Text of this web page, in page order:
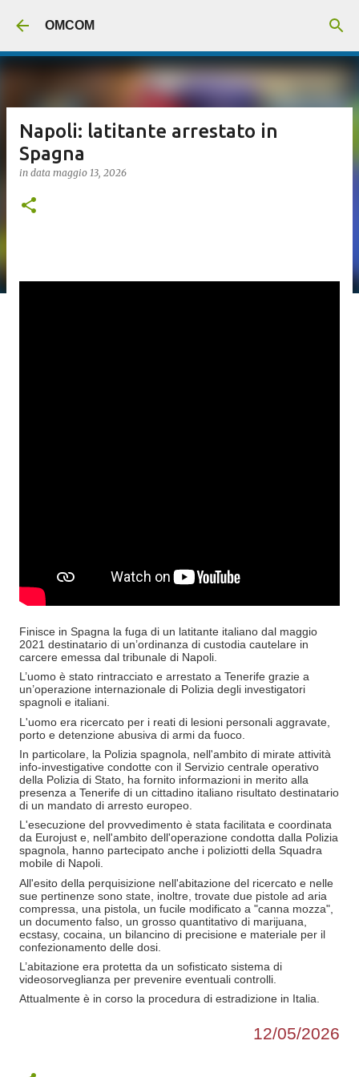
OMCOM
Napoli: latitante arrestato in
Spagna
in data maggio 13, 2026
Finisce in Spagna la fuga di un latitante italiano dal maggio
2021 destinatario di un’ordinanza di custodia cautelare in
carcere emessa dal tribunale di Napoli.
L’uomo è stato rintracciato e arrestato a Tenerife grazie a
un’operazione internazionale di Polizia degli investigatori
spagnoli e italiani.
L'uomo era ricercato per i reati di lesioni personali aggravate,
porto e detenzione abusiva di armi da fuoco.
In particolare, la Polizia spagnola, nell'ambito di mirate attività
info-investigative condotte con il Servizio centrale operativo
della Polizia di Stato, ha fornito informazioni in merito alla
presenza a Tenerife di un cittadino italiano risultato destinatario
di un mandato di arresto europeo.
L'esecuzione del provvedimento è stata facilitata e coordinata
da Eurojust e, nell'ambito dell'operazione condotta dalla Polizia
spagnola, hanno partecipato anche i poliziotti della Squadra
mobile di Napoli.
All'esito della perquisizione nell'abitazione del ricercato e nelle
sue pertinenze sono state, inoltre, trovate due pistole ad aria
compressa, una pistola, un fucile modificato a "canna mozza",
un documento falso, un grosso quantitativo di marijuana,
ecstasy, cocaina, un bilancino di precisione e materiale per il
confezionamento delle dosi.
L’abitazione era protetta da un sofisticato sistema di
videosorveglianza per prevenire eventuali controlli.
Attualmente è in corso la procedura di estradizione in Italia.
12/05/2026